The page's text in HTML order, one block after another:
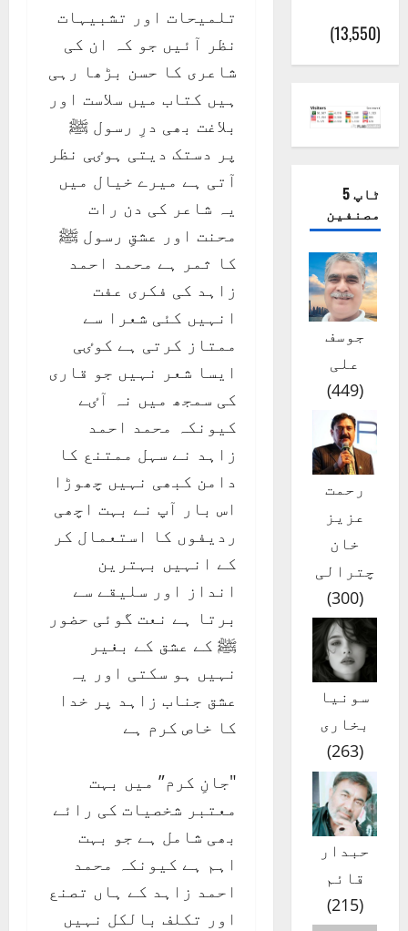
تلمیحات اور تشبیہات
نظر آئیں جو کہ ان کی
شاعری کا حسن بڑھا رہی
ہیں کتاب میں سلاست اور
بلاغت بھی درِ رسول ﷺ
پر دستک دیتی ہوٸی نظر
آتی ہے میرے خیال میں
یہ شاعر کی دن رات
محنت اور عشقِ رسول ﷺ
کا ثمر ہے محمد احمد
زاہد کی فکری عفت
انہیں کئی شعرا سے
ممتاز کرتی ہے کوٸی
ایسا شعر نہیں جو قاری
کی سمجھ میں نہ آٸے
کیونکہ محمد احمد
زاہد نے سہل ممتنع کا
دامن کبھی نہیں چھوڑا
اس بار آپ نے بہت اچھی
ردیفوں کا استعمال کر
کے انہیں بہترین
انداز اور سلیقے سے
برتا ہے نعت گوئی حضور
ﷺ کے عشق کے بغیر
نہیں ہو سکتی اور یہ
عشق جناب زاہد پر خدا
کا خاص کرم ہے
"جانِ کرم” میں بہت
معتبر شخصیات کی رائے
بھی شامل ہے جو بہت
اہم ہے کیونکہ محمد
احمد زاہد کے ہاں تصنع
اور تکلف بالکل نہیں
(13,550)
ٹاپ 5
مصنفین
جوسف
علی
(
449
)
رحمت
عزیز
خان
چترالی
(
300
)
سونیا
بخاری
(
263
)
حبدار
قائم
(
215
)